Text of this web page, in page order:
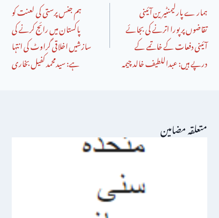
ہمار ے پارلیمنٹیرین آئینی
تقاضوں پر پورا اترنے کی بجائے
آئینی دفعات کے خاتمے کے
درپے ہیں: عبداللطیف خالد چیمہ
ہم جنس پرستی کی لعنت کو
پاکستان میں رائج کرنے کی
سازشیں اخلاقی گراوٹ کی انتہا
ہے: سیدمحمد کفیل بخاری
متعلقہ مضامین